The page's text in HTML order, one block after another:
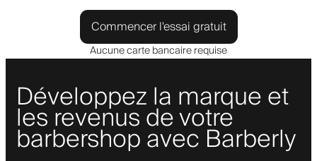
Commencer l'essai gratuit
Aucune carte bancaire requise
Développez la marque et
les revenus de votre
barbershop avec Barberly